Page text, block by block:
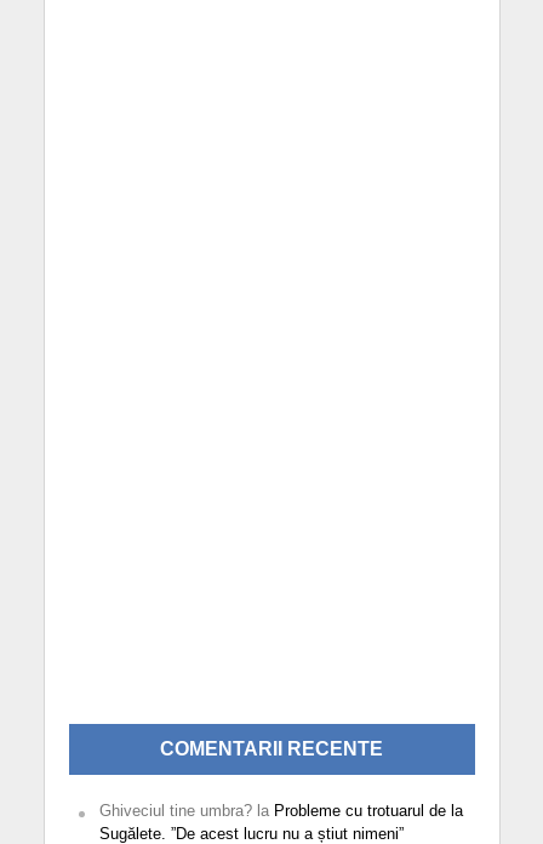
COMENTARII RECENTE
Ghiveciul tine umbra?la Probleme cu trotuarul de la
Sugălete. ”De acest lucru nu a știut nimeni”